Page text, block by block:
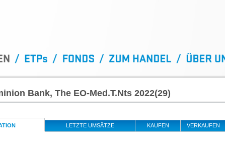
Bank, The EO-Med.T.Nts 2022(29)
LETZTE UMSÄTZE KAUFEN VERKAUFEN